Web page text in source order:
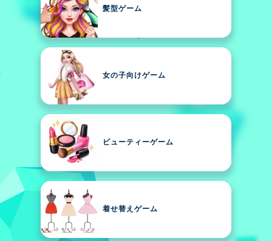
髪型ゲーム
女の子向けゲーム
ビューティーゲーム
着せ替えゲーム